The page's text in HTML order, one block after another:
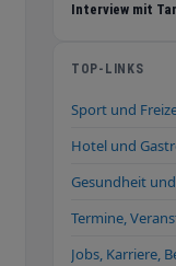
Interview mit
TOP-LINKS
Sport und
Hotel und
Gesundheit
Termine,
Jobs, Karriere,